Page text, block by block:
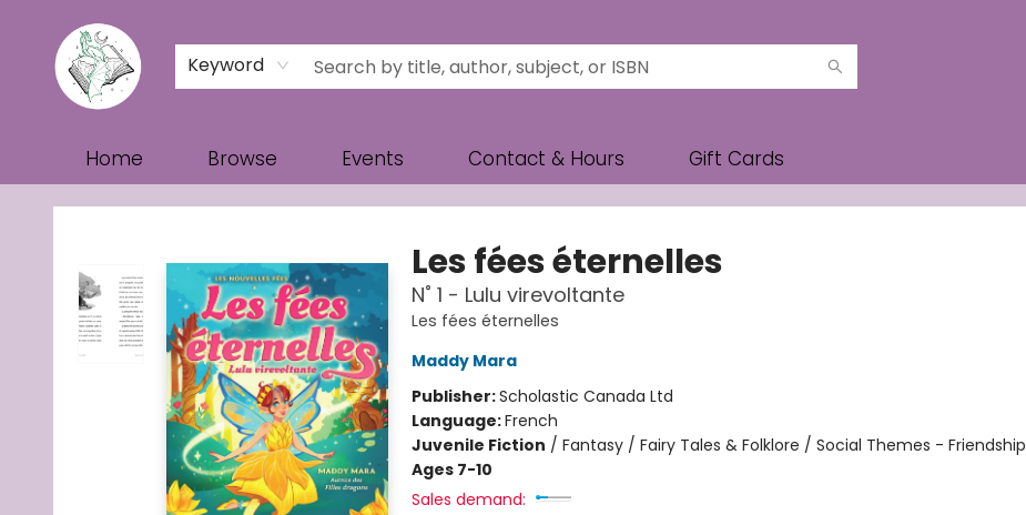
Keyword
Home Browse Events Contact & Hours Gift Cards
Turn the Page Bookstore
Les fées éternelles
N˚ 1 - Lulu virevoltante
Les fées éternelles
Maddy Mara
Publisher:Scholastic Canada Ltd
Language:French
Juvenile Fiction / Fantasy / Fairy Tales & Folklore / Social Themes - Friendship
Ages 7-10
Sales demand: